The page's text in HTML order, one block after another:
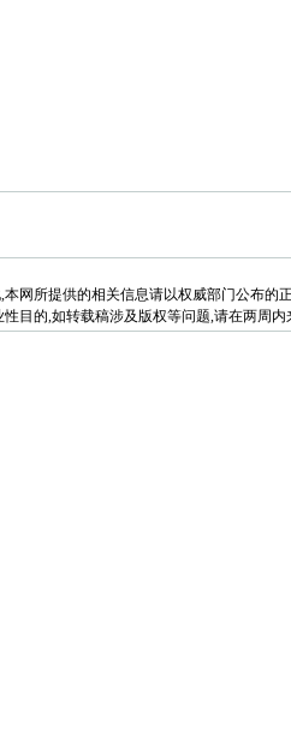
网所提供的相关信息请以权威部门公布的
目的,如转载稿涉及版权等问题,请在两周内